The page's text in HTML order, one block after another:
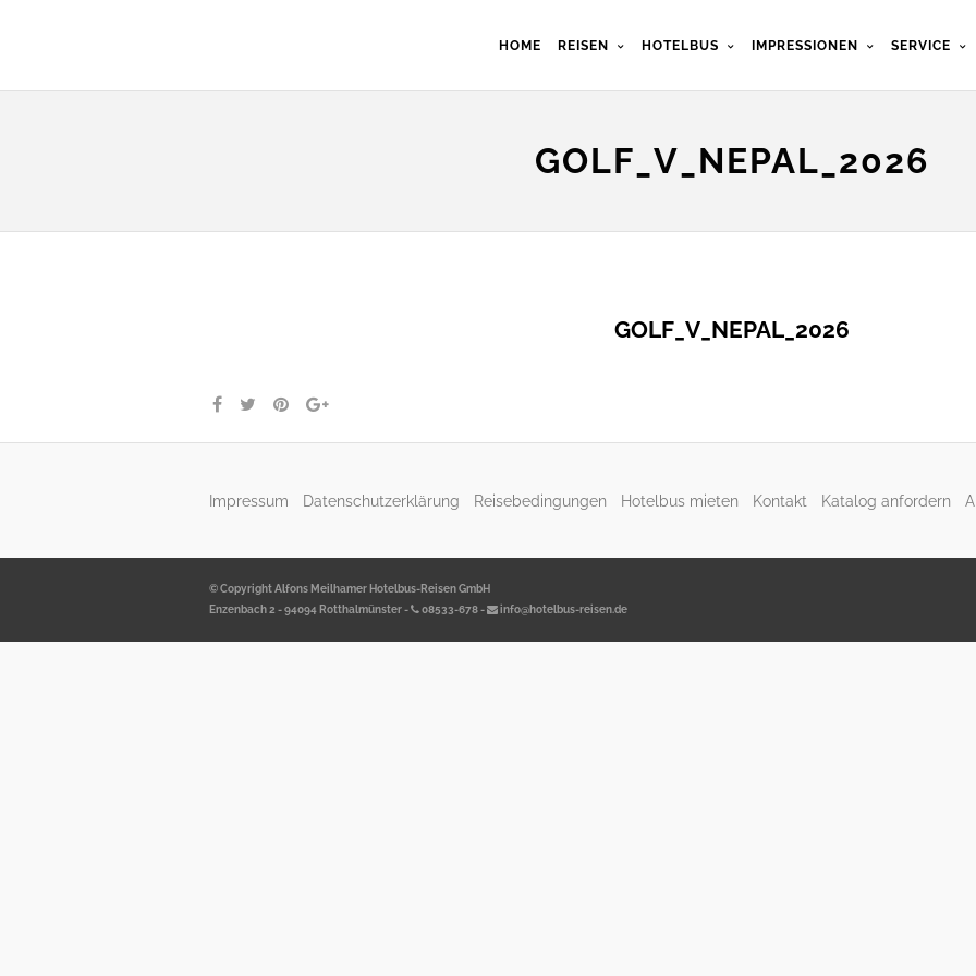
HOME REISEN HOTELBUS IMPRESSIONEN SERVICE
GOLF_V_NEPAL_2026
GOLF_V_NEPAL_2026
Impressum Datenschutzerklärung Reisebedingungen Hotelbus mieten Kontakt Katalog anfordern
© Copyright Alfons Meilhamer Hotelbus-Reisen GmbH
Enzenbach 2 - 94094 Rotthalmünster -
08533-678- info@hotelbus-reisen.de